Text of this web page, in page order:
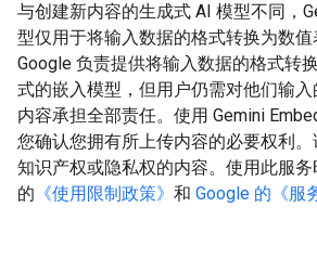
与创建新内容的生成式 AI 模型不同，
型仅用于将输入数据的格式转换为数
Google 负责提供将输入数据的格式转
式的嵌入模型，但用户仍需对他们输
内容承担全部责任。使用 Gemini
您确认您拥有所上传内容的必要权利
知识产权或隐私权的内容。使用此服
的 《使用限制政策》 和 Google 的《服